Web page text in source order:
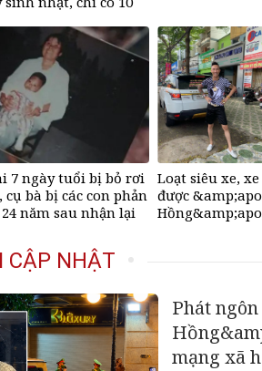
7 ngày tuổi bị bỏ rơi
cụ bà bị các con phản
năm sau nhận lại
Loạt siêu xe,
được
CẬP NHẬT
Phát
mạng xã